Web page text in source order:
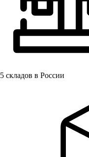
5 складов в России